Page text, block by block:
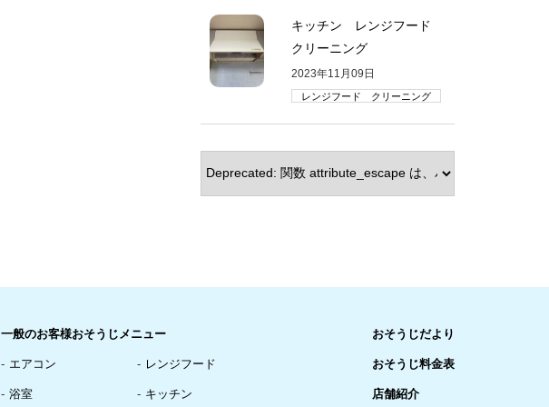
キッチン レンジフード
クリーニング
2023年11月09日
レンジフード クリーニング
一般のお客様おそうじメニュー
エアコン レンジフード
浴室 キッチン
おそうじだより
おそうじ料金表
店舗紹介